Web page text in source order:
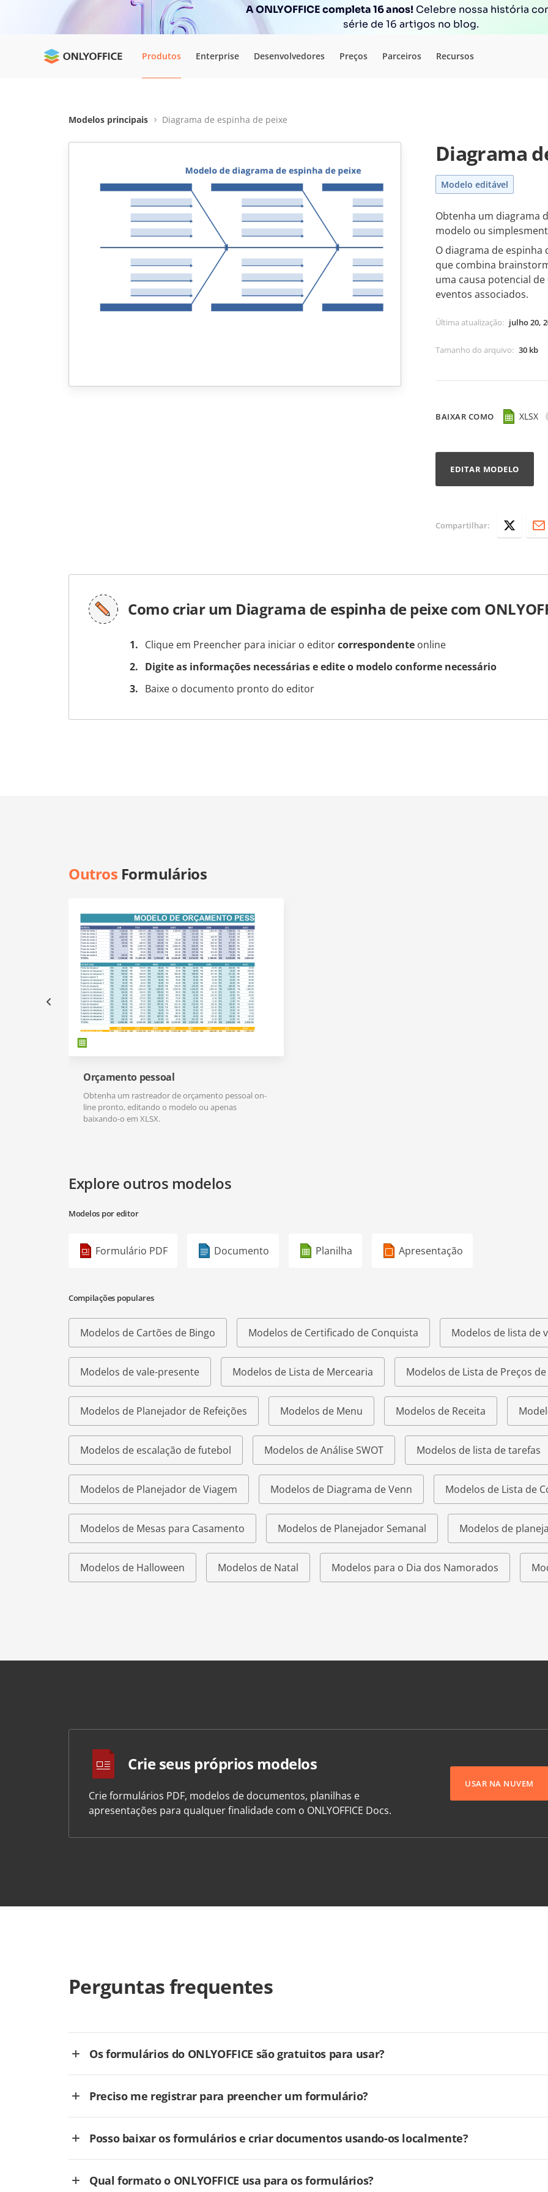
A ONLYOFFICE completa 16 anos! Celebre nossa história
série de 16 artigos no blog.
Produtos Enterprise Desenvolvedores Preços Parceiros Recursos
Modelos principais Diagrama de espinha de peixe
Diagrama
Modelo editável
Obtenha um diagrama
modelo ou
O diagrama de espinha
que combina
uma causa potencial
eventos associados.
Última atualização: julho 20,
Tamanho do arquivo: 30 kb
BAIXAR COMO XLSX
EDITAR MODELO
Compartilhar:
Como criar um Diagrama de espinha de peixe com
Clique em Preencher para iniciar o editorcorrespondente online
Digite as informações necessárias e edite o modelo conforme necessário
Baixe o documento pronto do editor
Outros Formulários
Orçamento pessoal
Obtenha um rastreador de orçamento pessoal on-
line pronto, editando o modelo ou apenas
baixando-o em XLSX.
Explore outros modelos
Modelos por editor
Formulário PDF Documento Planilha Apresentação
Compilações populares
Modelos de Cartões de Bingo Modelos de Certificado de Conquista Modelos de lista de
Modelos de vale-presente Modelos de Lista de Mercearia Modelos de Lista de Preços
Modelos de Planejador de Refeições Modelos de Menu Modelos de Receita
Modelos de escalação de futebol Modelos de Análise SWOT Modelos de lista de tarefas
Modelos de Planejador de Viagem Modelos de Diagrama de Venn Modelos de Lista de
Modelos de Mesas para Casamento Modelos de Planejador Semanal Modelos de
Modelos de Halloween Modelos de Natal Modelos para o Dia dos Namorados
Crie seus próprios modelos
Crie formulários PDF, modelos de documentos, planilhas e
apresentações para qualquer finalidade com o ONLYOFFICE Docs.
USAR NA NUVEM
Perguntas frequentes
Os formulários do ONLYOFFICE são gratuitos para usar?
Preciso me registrar para preencher um formulário?
Posso baixar os formulários e criar documentos usando-os localmente?
Qual formato o ONLYOFFICE usa para os formulários?